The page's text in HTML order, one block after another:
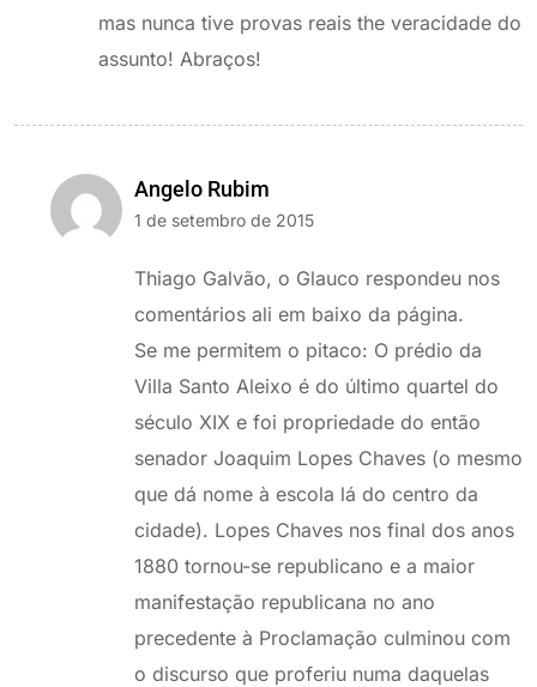
mas nunca tive provas reais the veracidade do
assunto! Abraços!
Angelo Rubim
1 de setembro de 2015
Thiago Galvão, o Glauco respondeu nos
comentários ali em baixo da página.
Se me permitem o pitaco: O prédio da
Villa Santo Aleixo é do último quartel do
século XIX e foi propriedade do então
senador Joaquim Lopes Chaves (o mesmo
que dá nome à escola lá do centro da
cidade). Lopes Chaves nos final dos anos
1880 tornou-se republicano e a maior
manifestação republicana no ano
precedente à Proclamação culminou com
o discurso que proferiu numa daquelas